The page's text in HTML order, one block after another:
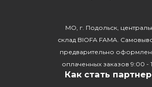
МО, г. Подольск,
склад BIOFA FAMA.
предварительно
оплаченных заказов 9:00 -
Как стать